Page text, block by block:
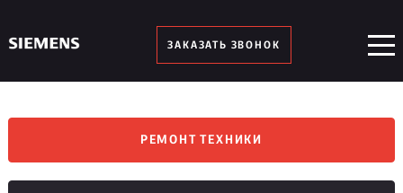
ЗАКАЗАТЬ ЗВОНОК
РЕМОНТ ТЕХНИКИ